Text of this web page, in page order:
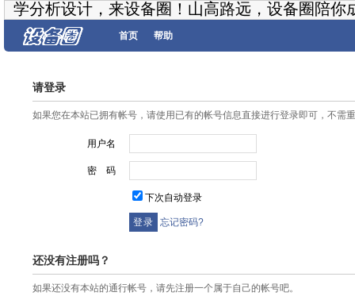
学分析设计，来设备圈！山高路远，设备圈陪你
首页 帮助
请登录
如果您在本站已拥有帐号，请使用已有的帐号信息直接进行登录即可，不需
用户名
密 码
下次自动登录
忘记密码?
还没有注册吗？
如果还没有本站的通行帐号，请先注册一个属于自己的帐号吧。